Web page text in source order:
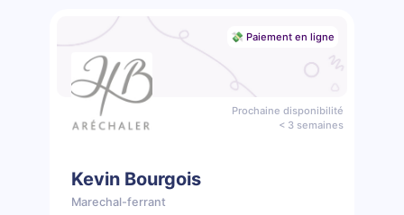
💸 Paiement en ligne
Prochaine disponibilité
< 3 semaines
Kevin Bourgois
Marechal-ferrant